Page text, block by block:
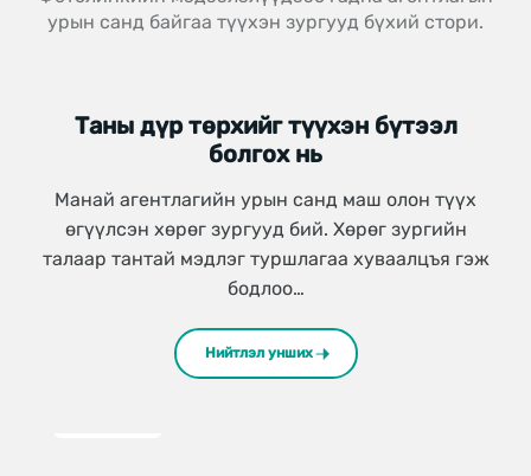
урын санд байгаа түүхэн зургууд бүхий стори.
Таны дүр төрхийг түүхэн бүтээл
болгох нь
Манай агентлагийн урын санд маш олон түүх
өгүүлсэн хөрөг зургууд бий. Хөрөг зургийн
талаар тантай мэдлэг туршлагаа хуваалцъя гэж
бодлоо…
Нийтлэл унших